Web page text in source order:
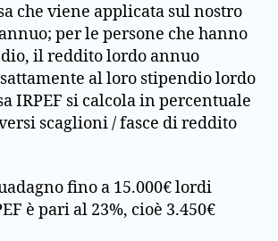
che viene applicata sul nostro
per le persone che hanno
il reddito lordo annuo
al loro stipendio lordo
IRPEF si calcola in percentuale
scaglioni / fasce di reddito
fino a 15.000€ lordi
è pari al 23%, cioè 3.450€